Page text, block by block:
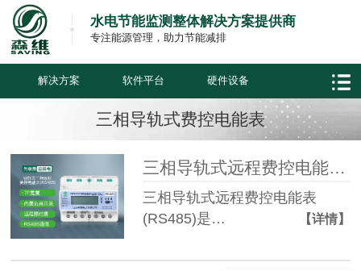
水电节能监测整体解决方案提供商
专注能源管理，助力节能减排
解决方案 软件平台 硬件设备
三相导轨式费控电能表
三相导轨式远程费控电能表(RS485)
三相导轨式远程费控电能表
(RS485)是…
【详情】